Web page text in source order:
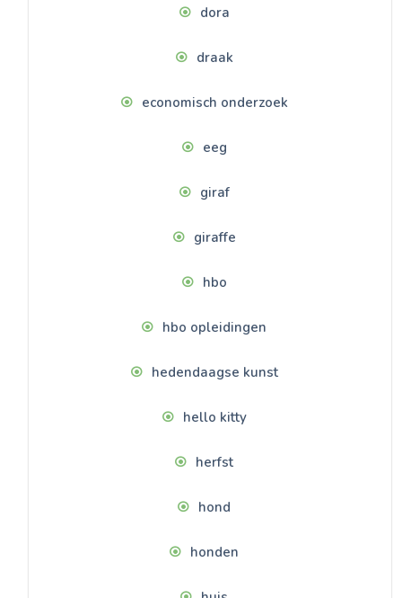
dora
draak
economisch onderzoek
eeg
giraf
giraffe
hbo
hbo opleidingen
hedendaagse kunst
hello kitty
herfst
hond
honden